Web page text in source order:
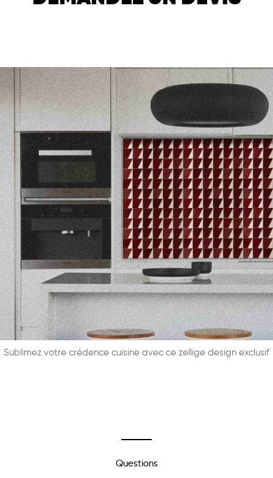
Sublimez votre crédence cuisine avec ce zellige design exclusif
Questions